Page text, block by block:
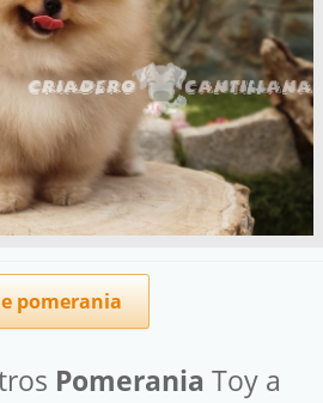
pomerania
Pomerania Toy a